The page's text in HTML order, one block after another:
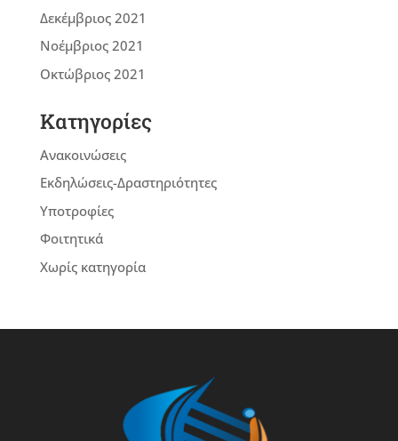
Δεκέμβριος 2021
Νοέμβριος 2021
Οκτώβριος 2021
Kατηγορίες
Ανακοινώσεις
Εκδηλώσεις-Δραστηριότητες
Υποτροφίες
Φοιτητικά
Χωρίς κατηγορία